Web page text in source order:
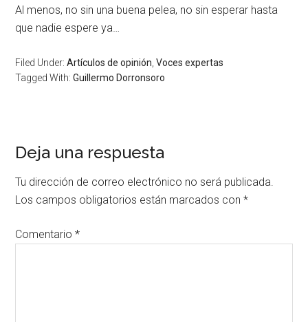
Al menos, no sin una buena pelea, no sin esperar hasta
que nadie espere ya…
Filed Under:Artículos de opinión ,Voces expertas
Tagged With:Guillermo Dorronsoro
Deja una respuesta
Tu dirección de correo electrónico no será publicada.
Los campos obligatorios están marcados con*
Comentario*